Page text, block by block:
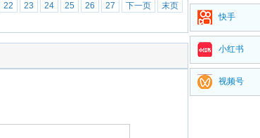
22 23 24 25 26 27 下一页 末页
快手
小红书
视频号